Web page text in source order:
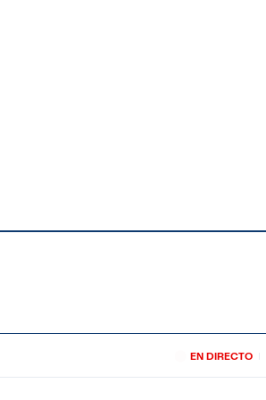
EN DIRECTO